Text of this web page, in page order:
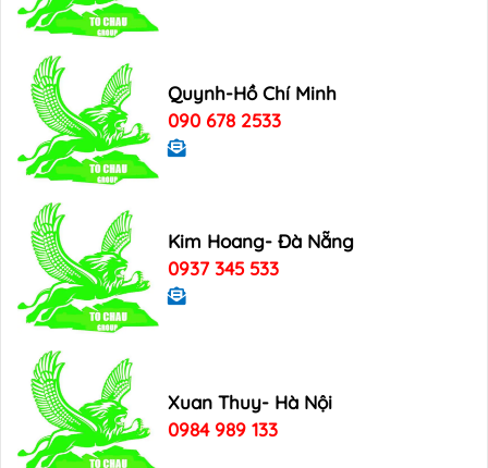
Quynh-Hồ Chí Minh
090 678 2533
Kim Hoang- Đà Nẵng
0937 345 533
Xuan Thuy- Hà Nội
0984 989 133